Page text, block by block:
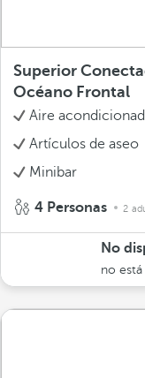
Superior
Océano Frontal
Aire
Artículos de aseo
Minibar
4 Personas 2
No
no